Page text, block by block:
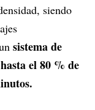
siendo
sistema de
el 80 % de